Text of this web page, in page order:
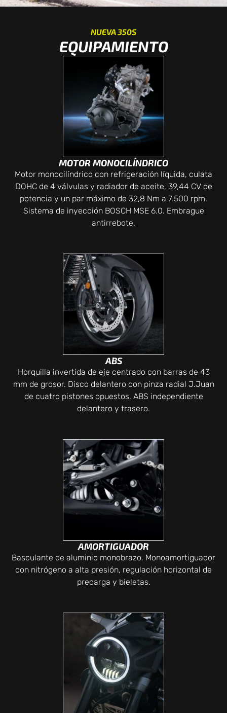
NUEVA 350S
EQUIPAMIENTO
MOTOR MONOCILÍNDRICO
Motor monocilíndrico con refrigeración líquida, culata
DOHC de 4 válvulas y radiador de aceite, 39,44 CV de
potencia y un par máximo de 32,8 Nm a 7.500 rpm.
Sistema de inyección BOSCH MSE 6.0. Embrague
antirrebote.
ABS
Horquilla invertida de eje centrado con barras de 43
mm de grosor. Disco delantero con pinza radial J.Juan
de cuatro pistones opuestos. ABS independiente
delantero y trasero.
AMORTIGUADOR
Basculante de aluminio monobrazo. Monoamortiguador
con nitrógeno a alta presión, regulación horizontal de
precarga y bieletas.